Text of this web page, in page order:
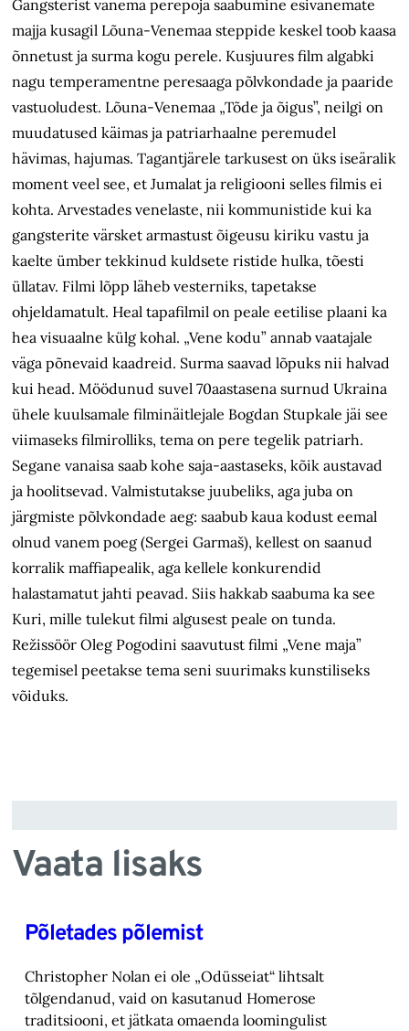
Gangsterist vanema perepoja saabumine esivanemate
majja kusagil Lõuna-Venemaa steppide keskel toob kaasa
õnnetust ja surma kogu perele. Kusjuures film algabki
nagu temperamentne peresaaga põlvkondade ja paaride
vastuoludest. Lõuna-Venemaa „Tõde ja õigus”, neilgi on
muudatused käimas ja patriarhaalne peremudel
hävimas, hajumas. Tagantjärele tarkusest on üks iseäralik
moment veel see, et Jumalat ja religiooni selles filmis ei
kohta. Arvestades venelaste, nii kommunistide kui ka
gangsterite värsket armastust õigeusu kiriku vastu ja
kaelte ümber tekkinud kuldsete ristide hulka, tõesti
üllatav. Filmi lõpp läheb vesterniks, tapetakse
ohjeldamatult. Heal tapafilmil on peale eetilise plaani ka
hea visuaalne külg kohal. „Vene kodu” annab vaatajale
väga põnevaid kaadreid. Surma saavad lõpuks nii halvad
kui head. Möödunud suvel 70aastasena surnud Ukraina
ühele kuulsamale filminäitlejale Bogdan Stupkale jäi see
viimaseks filmirolliks, tema on pere tegelik patriarh.
Segane vanaisa saab kohe saja-aastaseks, kõik austavad
ja hoolitsevad. Valmistutakse juubeliks, aga juba on
järgmiste põlvkondade aeg: saabub kaua kodust eemal
olnud vanem poeg (Sergei Garmaš), kellest on saanud
korralik maffiapealik, aga kellele konkurendid
halastamatut jahti peavad. Siis hakkab saabuma ka see
Kuri, mille tulekut filmi algusest peale on tunda.
Režissöör Oleg Pogodini saavutust filmi „Vene maja”
tegemisel peetakse tema seni suurimaks kunstiliseks
võiduks.
Vaata lisaks
Põletades põlemist
Christopher Nolan ei ole „Odüsseiat“ lihtsalt
tõlgendanud, vaid on kasutanud Homerose
tra‎ditsiooni, et jätkata omaenda loomingulist